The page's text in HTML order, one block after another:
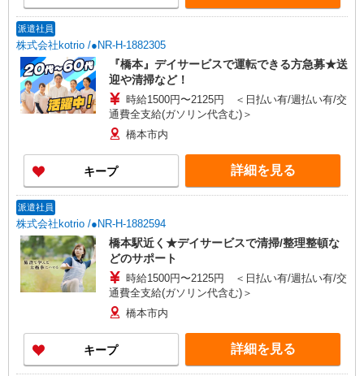
派遣社員
株式会社kotrio /●NR-H-1882305
『橋本』デイサービスで運転できる方急募★送
迎や清掃など！
時給1500円〜2125円 ＜日払い有/週払い有/交
通費全支給(ガソリン代含む)＞
橋本市内
キープ 詳細を見る
派遣社員
株式会社kotrio /●NR-H-1882594
橋本駅近く★デイサービスで清掃/整理整頓な
どのサポート
時給1500円〜2125円 ＜日払い有/週払い有/交
通費全支給(ガソリン代含む)＞
橋本市内
キープ 詳細を見る